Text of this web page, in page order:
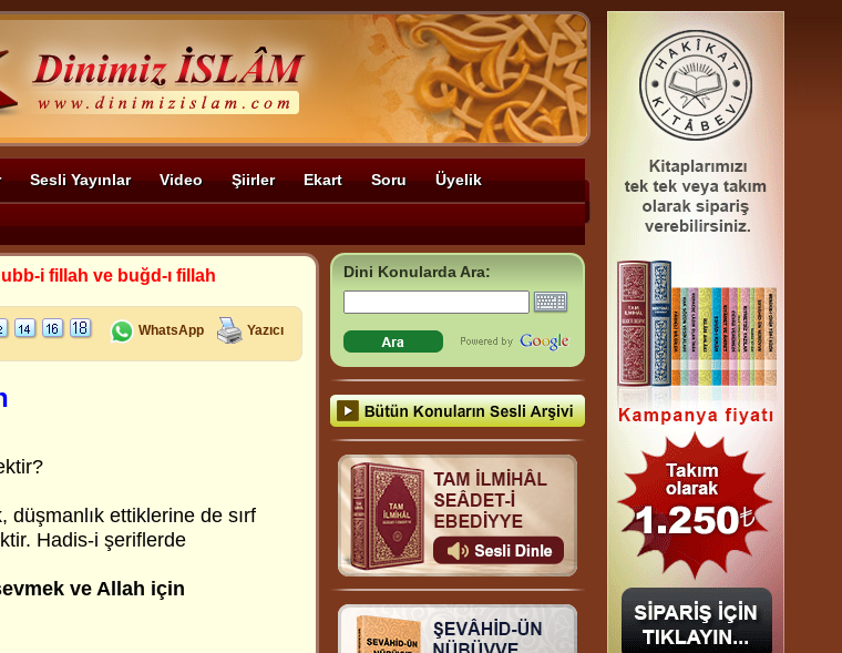
Sesli Yayınlar Video Şiirler Ekart Soru Üyelik
i fillah ve buğd-ı fillah
WhatsApp Yazıcı
düşmanlık ettiklerine de sırf
Hadis-i şeriflerde
ve Allah için
Dini Konularda Ara: